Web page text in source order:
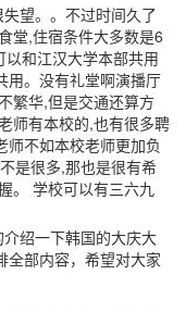
望。。不过时间久了
堂,住宿条件大多数是6
和江汉大学本部共用
用。没有礼堂啊演播厅
繁华,但是交通还算方
师有本校的,也有很多聘
师不如本校老师更加负
是很多,那也是很有希
。 学校可以有三六九
绍一下韩国的大庆大
全部内容，希望对大家